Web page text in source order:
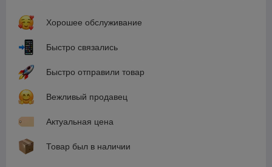
Хорошее обслуживание
Быстро связались
Быстро отправили товар
Вежливый продавец
Актуальная цена
Товар был в наличии